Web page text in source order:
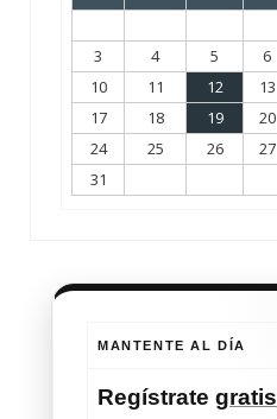
3
4 5 6
10
11 12 13
17
18 19 20
24
25 26 27
31
MANTENTE AL DÍA
Regístrate gratis